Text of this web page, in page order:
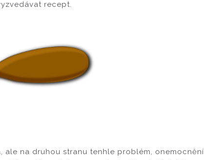
recept.
ale na druhou stranu tenhle problém, onemocnění